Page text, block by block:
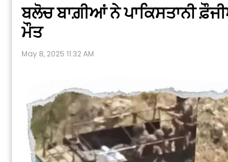
ਬਲੋਚ ਬਾਗ਼ੀਆਂ ਨੇ ਪਾਕਿਸਤਾਨੀ
ਮੌਤ
May 8, 2025 11:32 AM